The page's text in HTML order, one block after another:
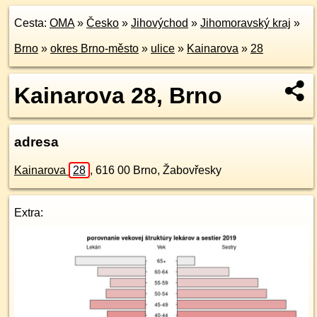
Cesta: OMA» Česko » Jihovýchod » Jihomoravský kraj »
Brno » okres Brno-město » ulice » Kainarova » 28
Kainarova 28, Brno
adresa
Kainarova 28 , 616 00 Brno, Žabovřesky
Extra: